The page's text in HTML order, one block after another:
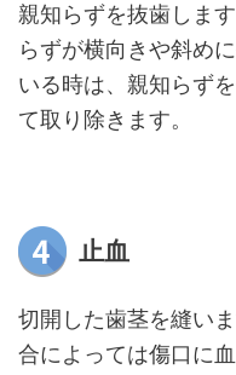
親知らずを抜歯しま
らずが横向きや斜め
いる時は、親知らず
て取り除きます。
止血
切開した歯茎を縫い
合によっては傷口に